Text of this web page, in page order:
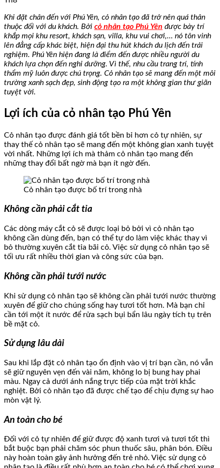
Khi đặt chân đến với Phú Yên, cỏ nhân tạo đã trở nên quá thân
thuộc đối với du khách. Bởi cỏ nhân tạo Phú Yên được bày trí
khắp mọi khu resort, khách sạn, villa, khu vui chơi,… nó tôn vinh
lên đẳng cấp khác biệt, hiện đại thu hút khách du lịch đến trải
nghiệm. Phú Yên hiện đang là điểm đến được nhiều người du
khách lựa chọn đến nghỉ dưỡng. Vì thế, nhu cầu trang trí, tính
thẩm mỹ luôn được chú trọng. Cỏ nhân tạo sẽ mang đến một môi
trường xanh sạch đẹp, sinh động tạo ra một không gian thư giãn
tuyệt vời.
Lợi ích của cỏ nhân tạo Phú Yên
Cỏ nhân tạo được đánh giá tốt bền bỉ hơn cỏ tự nhiên, sự
thay thế cỏ nhân tạo sẽ mang đến một không gian xanh tuyệt
vời nhất. Những lợi ích mà thảm cỏ nhân tạo mang đến
những thay đổi bất ngờ mà bạn ít ngờ đến.
Cỏ nhân tạo được bố trí trong nhà
Không cần phải cắt tỉa
Các dòng máy cắt cỏ sẽ được loại bỏ bởi vì cỏ nhân tạo
không cần dùng đến, bạn có thể tự do làm việc khác thay vì
bỏ thường xuyên cắt tỉa bãi cỏ. Việc sử dụng cỏ nhân tạo sẽ
tối ưu rất nhiều thời gian và công sức của bạn.
Không cần phải tưới nước
Khi sử dụng cỏ nhân tạo sẽ không cần phải tưới nước thường
xuyên để giữ cho chúng sống hay tươi tốt hơn. Mà bạn chỉ
cần tới một ít nước để rửa sạch bụi bẩn lâu ngày tích tụ trên
bề mặt cỏ.
Sử dụng lâu dài
Sau khi lắp đặt cỏ nhân tạo ổn định vào vị trí bạn cần, nó vẫn
sẽ giữ nguyên vẹn đến vài năm, không lo bị bung hay phai
màu. Ngay cả dưới ánh nắng trực tiếp của mặt trời khắc
nghiệt. Bởi cỏ nhân tạo đã được chế tạo để chịu đựng sự hao
mòn vật lý.
An toàn cho bé
Đối với cỏ tự nhiên để giữ được độ xanh tươi và tươi tốt thì
bắt buộc bạn phải chăm sóc phun thuốc sâu, phân bón. Điều
này hoàn toàn gây ảnh hưởng đến trẻ nhỏ. Việc sử dụng cỏ